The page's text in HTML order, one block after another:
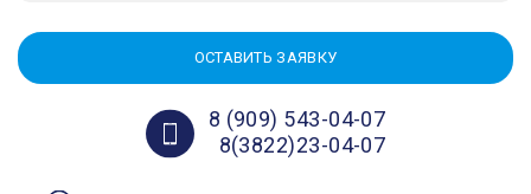
ОСТАВИТЬ ЗАЯВКУ
8 (909) 543-04-07
8(3822)23-04-07